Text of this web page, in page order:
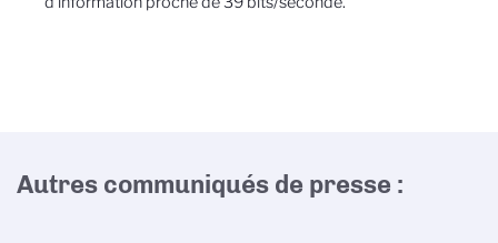
Autres communiqués de presse :